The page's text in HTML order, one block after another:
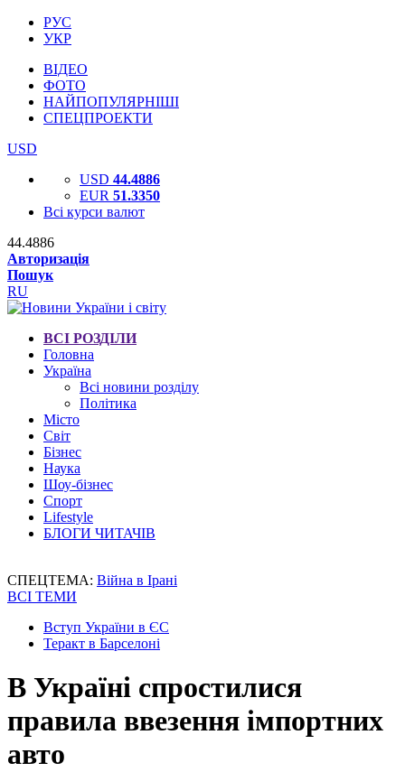
РУС
УКР
ВІДЕО
ФОТО
НАЙПОПУЛЯРНІШІ
СПЕЦПРОЕКТИ
USD
USD 44.4886
EUR 51.3350
Всі курси валют
44.4886
Авторизація
Пошук
RU
ВСІ РОЗДІЛИ
Головна
Україна
Всі новини розділу
Політика
Місто
Світ
Бізнес
Наука
Шоу-бізнес
Спорт
Lifestyle
БЛОГИ ЧИТАЧІВ
СПЕЦТЕМА: Війна в Ірані
ВСІ ТЕМИ
Вступ України в ЄС
Теракт в Барселоні
В Україні спростилися
правила ввезення імпортних
авто